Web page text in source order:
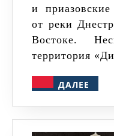
и
от реки
Востоке.
территория
ДАЛЕЕ